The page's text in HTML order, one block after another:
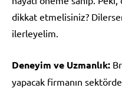
dikkat etmelisiniz?
ilerleyelim.
Deneyim ve Uzmanlık:
yapacak firmanın